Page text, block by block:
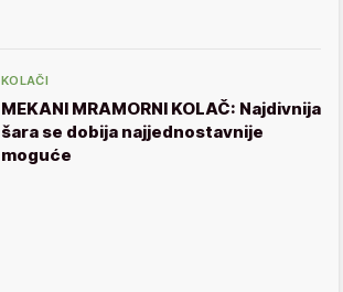
KOLAČI
MEKANI MRAMORNI KOLAČ: Najdivnija
šara se dobija najjednostavnije
moguće